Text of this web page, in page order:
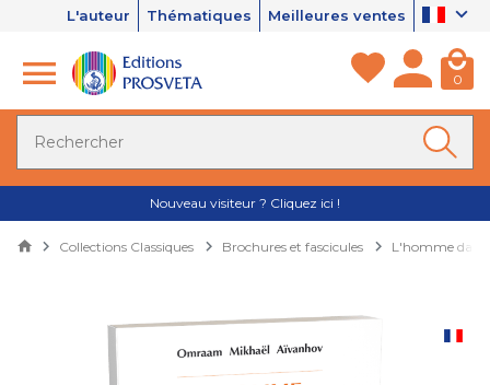
L'auteur Thématiques Meilleures ventes
0
Nouveau visiteur ? Cliquez ici !
Collections Classiques Brochures et fascicules L'homme